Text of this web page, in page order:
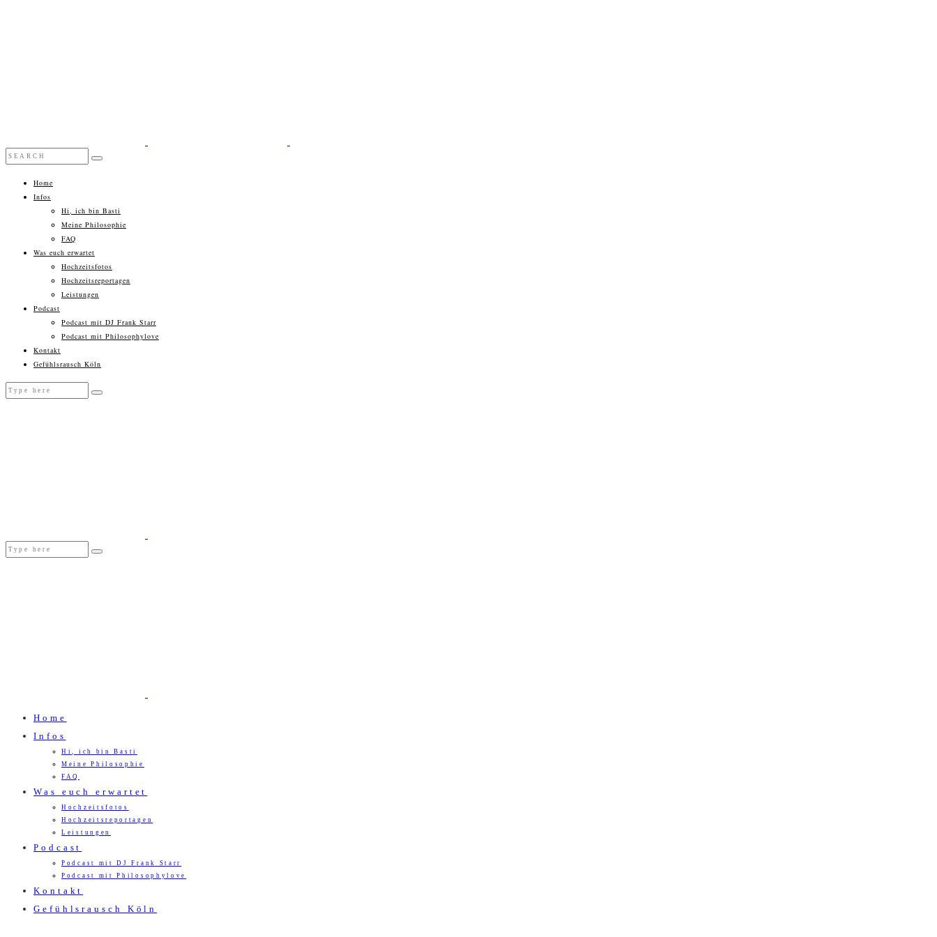
Home
Infos
Hi, ich bin Basti
Meine Philosophie
FAQ
Was euch erwartet
Hochzeitsfotos
Hochzeitsreportagen
Leistungen
Podcast
Podcast mit DJ Frank Starr
Podcast mit Philosophylove
Kontakt
Gefühlsrausch Köln
Home
Infos
Hi, ich bin Basti
Meine Philosophie
FAQ
Was euch erwartet
Hochzeitsfotos
Hochzeitsreportagen
Leistungen
Podcast
Podcast mit DJ Frank Starr
Podcast mit Philosophylove
Kontakt
Gefühlsrausch Köln